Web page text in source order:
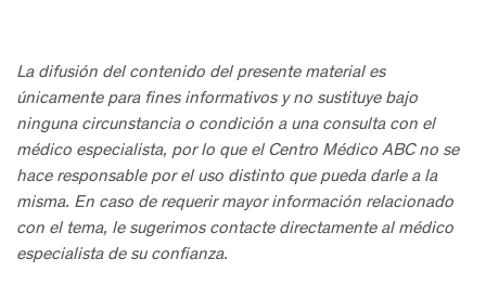
La difusión del contenido del presente material es
únicamente para fines informativos y no sustituye bajo
ninguna circunstancia o condición a una consulta con el
médico especialista, por lo que el Centro Médico ABC no se
hace responsable por el uso distinto que pueda darle a la
misma. En caso de requerir mayor información relacionado
con el tema, le sugerimos contacte directamente al médico
especialista de su confianza.